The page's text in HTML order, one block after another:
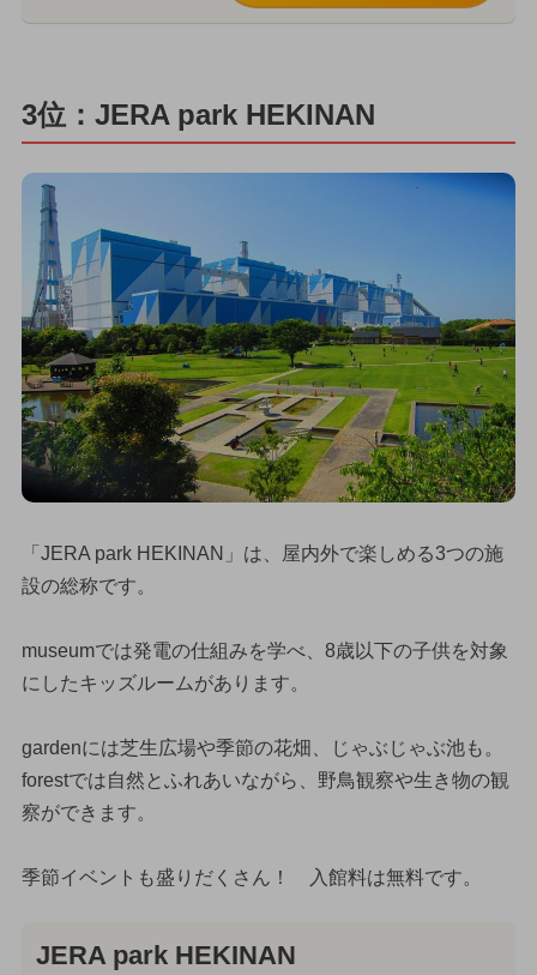
3位：JERA park HEKINAN
「JERA park HEKINAN」は、屋内外で楽しめる3つの施
設の総称です。
museumでは発電の仕組みを学べ、8歳以下の子供を対象
にしたキッズルームがあります。
gardenには芝生広場や季節の花畑、じゃぶじゃぶ池も。
forestでは自然とふれあいながら、野鳥観察や生き物の観
察ができます。
季節イベントも盛りだくさん！ 入館料は無料です。
JERA park HEKINAN